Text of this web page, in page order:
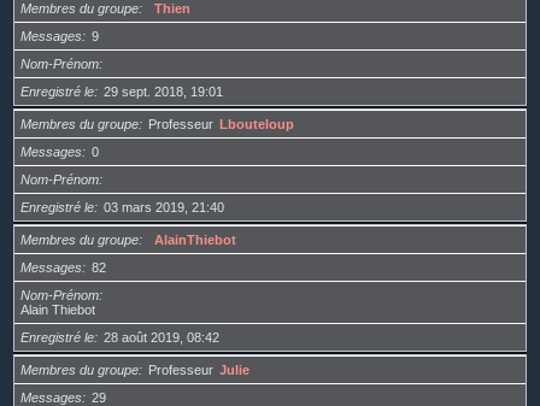
Membres du groupe
Thien
Messages
9
Nom-Prénom
Enregistré le
29 sept. 2018, 19:01
Membres du groupe Professeur Lbouteloup
Messages
0
Nom-Prénom
Enregistré le
03 mars 2019, 21:40
Membres du groupe
AlainThiebot
Messages
82
Nom-Prénom
Alain Thiebot
Enregistré le
28 août 2019, 08:42
Membres du groupe Professeur Julie
Messages
29